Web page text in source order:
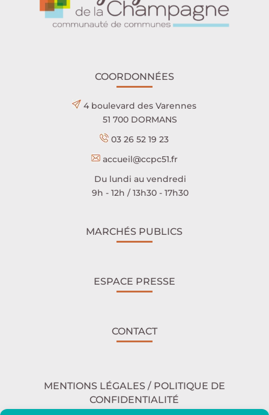
COORDONNÉES
4 boulevard des Varennes
51 700 DORMANS
03 26 52 19 23
accueil@ccpc51.fr
Du lundi au vendredi
9h - 12h / 13h30 - 17h30
MARCHÉS PUBLICS
ESPACE PRESSE
CONTACT
MENTIONS LÉGALES / POLITIQUE DE
CONFIDENTIALITÉ